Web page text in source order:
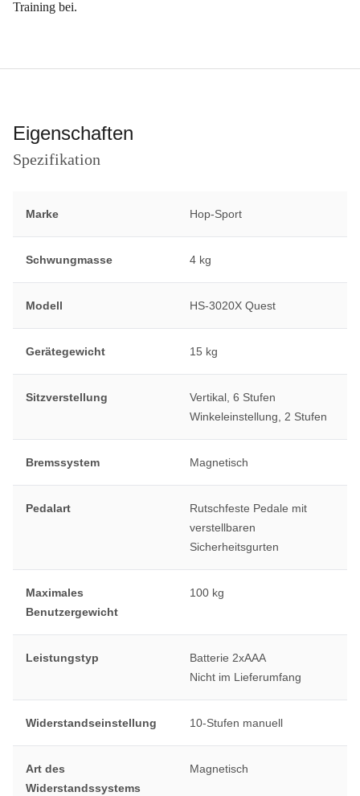
Training bei.
Eigenschaften
Spezifikation
Marke Hop-Sport
Schwungmasse 4 kg
Modell HS-3020X Quest
Gerätegewicht 15 kg
Sitzverstellung
Vertikal, 6 Stufen
Winkeleinstellung, 2 Stufen
Bremssystem Magnetisch
Pedalart
Rutschfeste Pedale mit
verstellbaren
Sicherheitsgurten
Maximales
Benutzergewicht
100 kg
Leistungstyp
Batterie 2xAAA
Nicht im Lieferumfang
Widerstandseinstellung 10-Stufen manuell
Art des
Widerstandssystems
Magnetisch